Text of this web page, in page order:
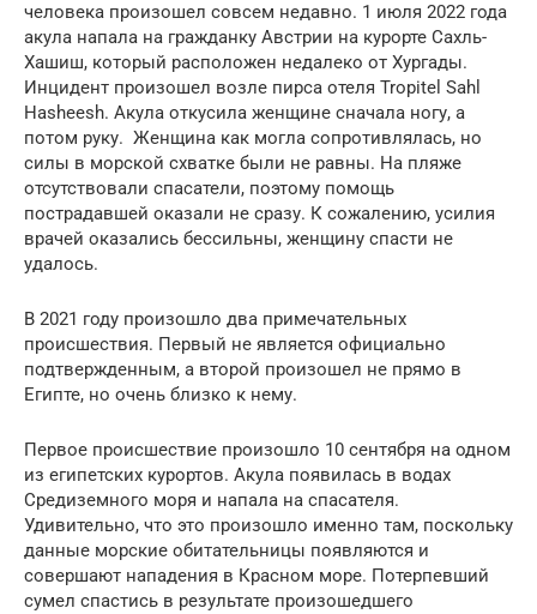
человека произошел совсем недавно. 1 июля 2022 года
акула напала на гражданку Австрии на курорте Сахль-
Хашиш, который расположен недалеко от Хургады.
Инцидент произошел возле пирса отеля Tropitel Sahl
Hasheesh. Акула откусила женщине сначала ногу, а
потом руку. Женщина как могла сопротивлялась, но
силы в морской схватке были не равны. На пляже
отсутствовали спасатели, поэтому помощь
пострадавшей оказали не сразу. К сожалению, усилия
врачей оказались бессильны, женщину спасти не
удалось.
В 2021 году произошло два примечательных
происшествия. Первый не является официально
подтвержденным, а второй произошел не прямо в
Египте, но очень близко к нему.
Первое происшествие произошло 10 сентября на одном
из египетских курортов. Акула появилась в водах
Средиземного моря и напала на спасателя.
Удивительно, что это произошло именно там, поскольку
данные морские обитательницы появляются и
совершают нападения в Красном море. Потерпевший
сумел спастись в результате произошедшего